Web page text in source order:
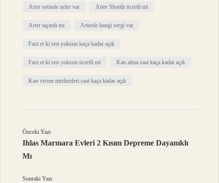
Arter setinde neler var Arter Shuttle ücretli mi
Arter taşındı mı Arterde hangi sergi var
Farz et ki sen yoksun kaça kadar açık
Farz et ki sen yoksun ücretli mi Kan alma saat kaça kadar açık
Kan verme merkezleri saat kaça kadar açık
Önceki Yazı
Ihlas Marmara Evleri 2 Kısım Depreme Dayanıklı
Mı
Sonraki Yazı